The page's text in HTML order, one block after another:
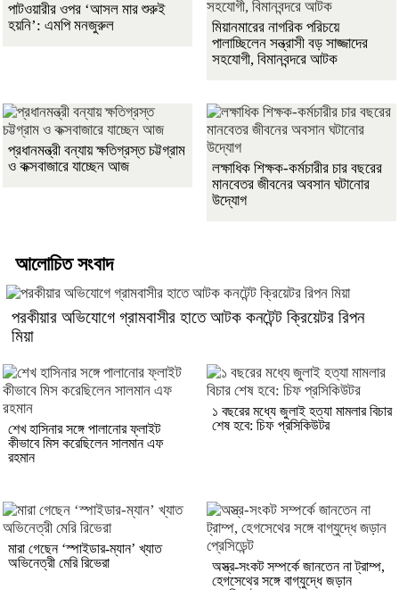
পাটওয়ারীর ওপর ‘আসল মার শুরুই
হয়নি’: এমপি মনজুরুল
মিয়ানমারের নাগরিক পরিচয়ে
পালাচ্ছিলেন সন্ত্রাসী বড় সাজ্জাদের
সহযোগী, বিমানবন্দরে আটক
প্রধানমন্ত্রী বন্যায় ক্ষতিগ্রস্ত চট্টগ্রাম
ও কক্সবাজারে যাচ্ছেন আজ
লক্ষাধিক শিক্ষক-কর্মচারীর চার বছরের
মানবেতর জীবনের অবসান ঘটানোর
উদ্যোগ
আলোচিত সংবাদ
পরকীয়ার অভিযোগে গ্রামবাসীর হাতে আটক কনটেন্ট ক্রিয়েটর রিপন
মিয়া
শেখ হাসিনার সঙ্গে পালানোর ফ্লাইট
কীভাবে মিস করেছিলেন সালমান এফ
রহমান
১ বছরের মধ্যে জুলাই হত্যা মামলার বিচার
শেষ হবে: চিফ প্রসিকিউটর
মারা গেছেন ‘স্পাইডার-ম্যান’ খ্যাত
অভিনেত্রী মেরি রিভেরা
অস্ত্র-সংকট সম্পর্কে জানতেন না ট্রাম্প,
হেগসেথের সঙ্গে বাগ্‌যুদ্ধে জড়ান